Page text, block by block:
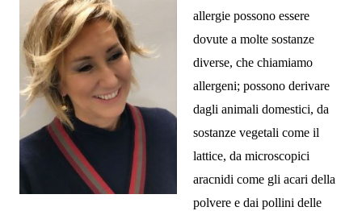
allergie possono essere
dovute a molte sostanze
diverse, che chiamiamo
allergeni; possono derivare
dagli animali domestici, da
sostanze vegetali come il
lattice, da microscopici
aracnidi come gli acari della
polvere e dai pollini delle